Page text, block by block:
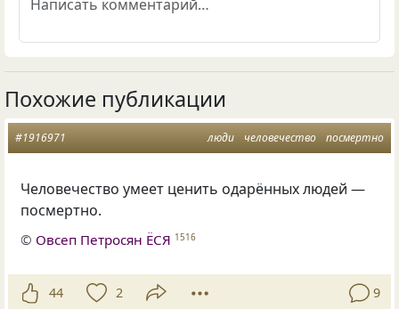
Похожие публикации
люди человечество посмертно
#1916971
Человечество умеет ценить одарённых людей —
посмертно.
© Овсеп Петросян ЁСЯ 1516
44 2 9